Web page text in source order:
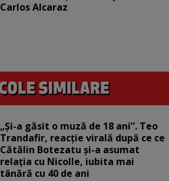
Carlos Alcaraz
„Și-a găsit o muză de 18 ani”. Teo
Trandafir, reacție virală după ce ce
Cătălin Botezatu și-a asumat
relația cu Nicolle, iubita mai
tânără cu 40 de ani